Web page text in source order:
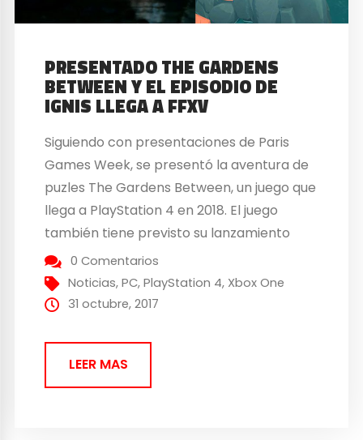
PRESENTADO THE GARDENS
BETWEEN Y EL EPISODIO DE
IGNIS LLEGA A FFXV
Siguiendo con presentaciones de Paris
Games Week, se presentó la aventura de
puzles The Gardens Between, un juego que
llega a PlayStation 4 en 2018. El juego
también tiene previsto su lanzamiento
para PC. El título está siendo desarrollado
por el estudio independiente The Voxel
Agents. Para celebrar el anuncio de este
0 Comentarios
Noticias,PC,PlayStation 4, Xbox One
31 octubre, 2017
LEER MAS